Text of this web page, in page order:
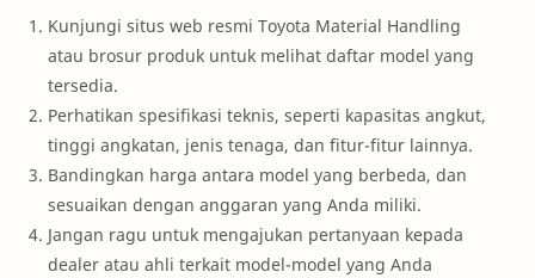
Kunjungi situs web resmi Toyota Material Handling
atau brosur produk untuk melihat daftar model yang
tersedia.
Perhatikan spesifikasi teknis, seperti kapasitas angkut,
tinggi angkatan, jenis tenaga, dan fitur-fitur lainnya.
Bandingkan harga antara model yang berbeda, dan
sesuaikan dengan anggaran yang Anda miliki.
Jangan ragu untuk mengajukan pertanyaan kepada
dealer atau ahli terkait model-model yang Anda